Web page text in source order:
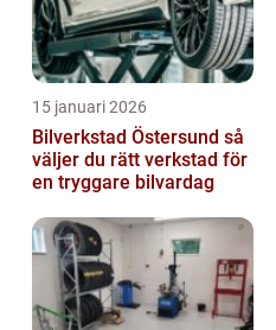
15 januari 2026
Bilverkstad Östersund så
väljer du rätt verkstad för
en tryggare bilvardag